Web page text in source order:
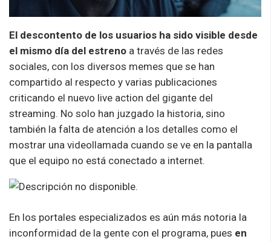
El descontento de los usuarios ha sido visible desde
el mismo día del estreno a través de las redes
sociales, con los diversos memes que se han
compartido al respecto y varias publicaciones
criticando el nuevo live action del gigante del
streaming. No solo han juzgado la historia, sino
también la falta de atención a los detalles como el
mostrar una videollamada cuando se ve en la pantalla
que el equipo no está conectado a internet.
En los portales especializados es aún más notoria la
inconformidad de la gente con el programa, pues en